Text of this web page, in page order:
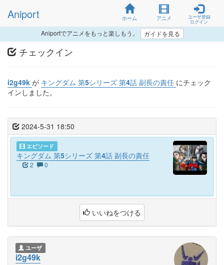
Aniport ホーム アニメ
ユーザ登録
ログイン
Aniportでアニメをもっと楽しもう。 ガイドを見る
チェックイン
i2g49k が キングダム 第5シリーズ 第4話 副長の責任 にチェック
インしました。
2024-5-31 18:50
エピソード
キングダム 第5シリーズ 第4話 副長の責任
2 0
いいねをつける
ユーザ
i2g49k